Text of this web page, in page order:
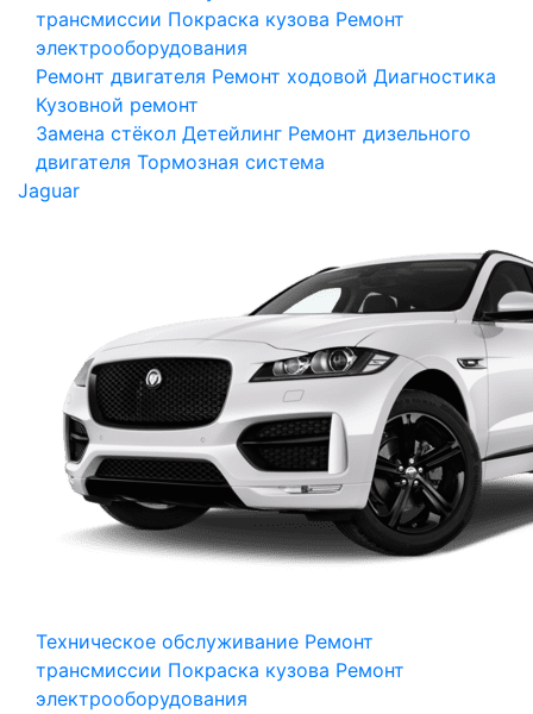
трансмиссии Покраска кузова Ремонт
электрооборудования
Ремонт двигателя Ремонт ходовой Диагностика
Кузовной ремонт
Замена стёкол Детейлинг Ремонт дизельного
двигателя Тормозная система
Jaguar
Техническое обслуживание Ремонт
трансмиссии Покраска кузова Ремонт
электрооборудования